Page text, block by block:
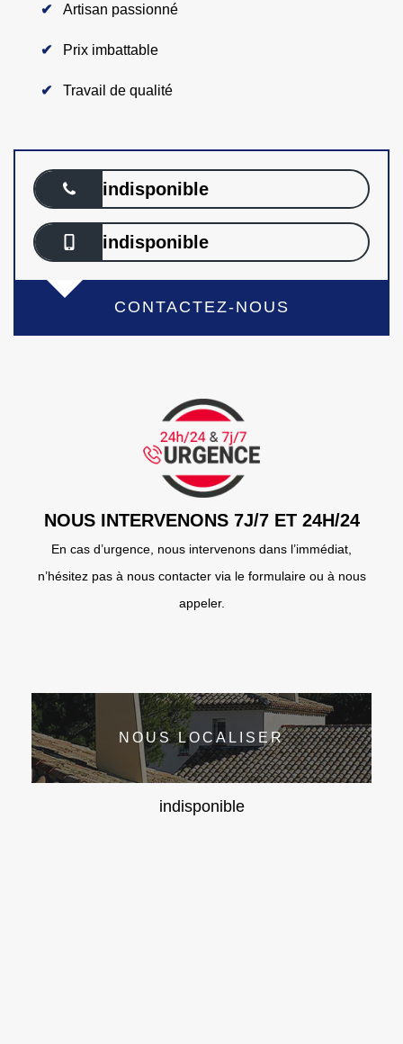
Artisan passionné
Prix imbattable
Travail de qualité
indisponible
indisponible
CONTACTEZ-NOUS
NOUS INTERVENONS 7J/7 ET 24H/24
En cas d’urgence, nous intervenons dans l’immédiat,
n’hésitez pas à nous contacter via le formulaire ou à nous
appeler.
NOUS LOCALISER
indisponible